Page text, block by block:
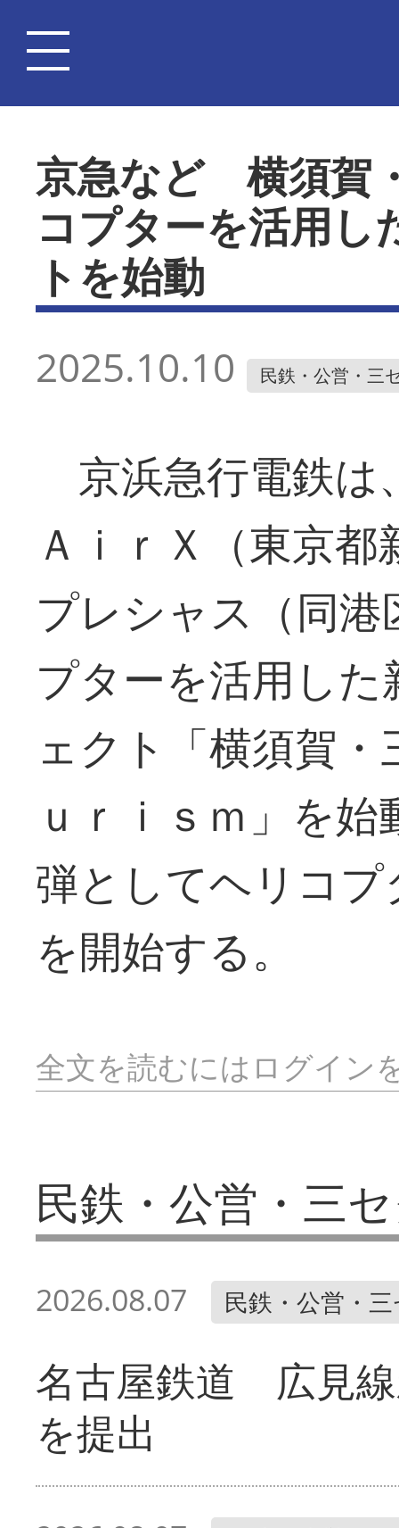
京急など 横須賀
コプターを活用し
トを始動
2025.10.10 民鉄・公営・三
京浜急行電鉄は
ＡｉｒＸ（東京
プレシャス（同
プターを活用し
ェクト「横須賀
ｕｒｉｓｍ」を
弾としてヘリコ
を開始する。
全文を読むにはログイン
民鉄・公営・三
2026.08.07 民鉄・公営・
名古屋鉄道 広見
を提出